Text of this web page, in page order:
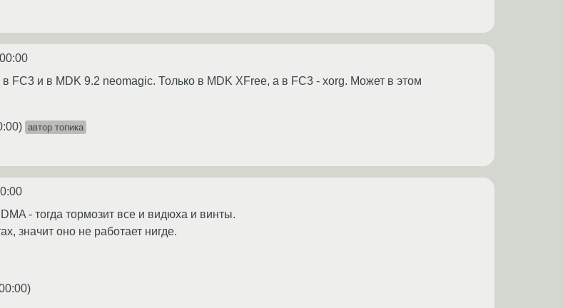
FC3 и в MDK 9.2 neomagic. Только в MDK XFree, а в FC3 - xorg. Может в этом
) автор топика
- тогда тормозит все и видюха и винты.
значит оно не работает нигде.
)